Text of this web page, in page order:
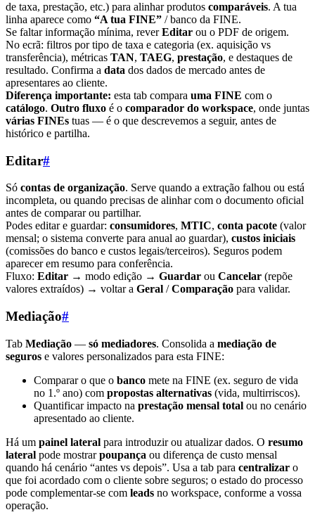
de taxa, prestação, etc.) para alinhar produtos comparáveis. A tua
linha aparece como “A tua FINE” / banco da FINE.
Se faltar informação mínima, reverEditar ou o PDF de origem.
No ecrã: filtros por tipo de taxa e categoria (ex. aquisição vs
transferência), métricas TAN, TAEG, prestação, e destaques de
resultado. Confirma a data dos dados de mercado antes de
apresentares ao cliente.
Diferença importante: esta tab compara uma FINE com o
catálogo. Outro fluxo é o comparador do workspace, onde juntas
várias FINEs tuas — é o que descrevemos a seguir, antes de
histórico e partilha.
Editar#
Só contas de organização. Serve quando a extração falhou ou está
incompleta, ou quando precisas de alinhar com o documento oficial
antes de comparar ou partilhar.
Podes editar e guardar: consumidores, MTIC, conta pacote (valor
mensal; o sistema converte para anual ao guardar), custos iniciais
(comissões do banco e custos legais/terceiros). Seguros podem
aparecer em resumo para conferência.
Fluxo: Editar → modo edição → Guardar ou Cancelar (repõe
valores extraídos) → voltar a Geral /Comparação para validar.
Mediação#
Tab Mediação — só mediadores. Consolida a mediação de
seguros e valores personalizados para esta FINE:
Comparar o que o banco mete na FINE (ex. seguro de vida
no 1.º ano) com propostas alternativas (vida, multirriscos).
Quantificar impacto na prestação mensal total ou no cenário
apresentado ao cliente.
Há um painel lateral para introduzir ou atualizar dados. O resumo
lateral pode mostrarpoupança ou diferença de custo mensal
quando há cenário “antes vs depois”. Usa a tab para centralizar o
que foi acordado com o cliente sobre seguros; o estado do processo
pode complementar-se com leads no workspace, conforme a vossa
operação.